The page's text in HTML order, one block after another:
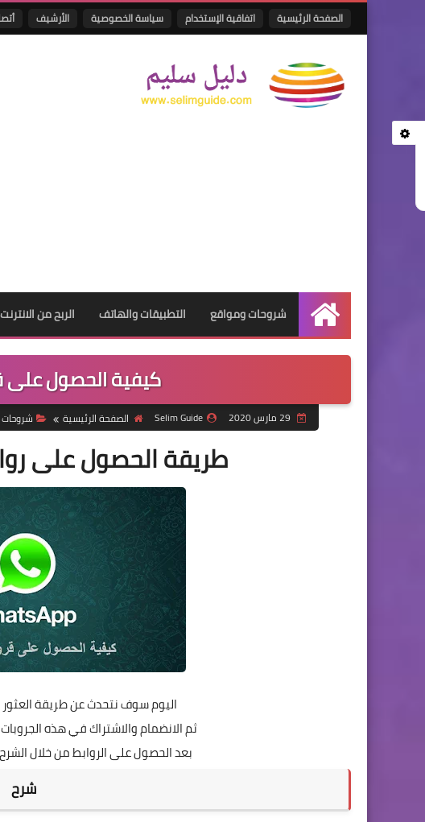
الصفحة الرئيسية اتفاقية الإستخدام سياسة الخصوصية الأرشيف
الرئيسية
شروحات ومواقع التطبيقات والهاتف الربح من الانترنت
كيفية الحصول على
Selim Guide الصفحة الرئيسية
طريقة الحصول على
اليوم سوف نتحدث عن طريقة
ثم الانضمام والاشتراك في هذه
بعد الحصول على الروابط من خلال
شرح